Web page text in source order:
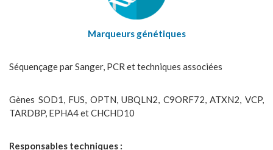
Marqueurs génétiques
Séquençage par Sanger, PCR et techniques associées
Gènes SOD1, FUS, OPTN, UBQLN2, C9ORF72, ATXN2, VCP,
TARDBP, EPHA4 et CHCHD10
Responsables techniques :